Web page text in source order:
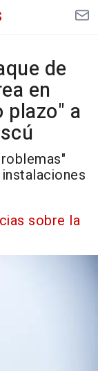
de
en
plazo" a
sobre la